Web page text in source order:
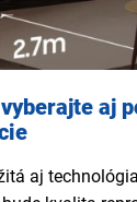
profesionálne
aj
aj